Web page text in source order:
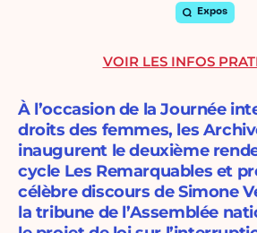
Expos
À l’occasion de la Journée
droits des femmes, les
inaugurent le deuxième
cycle Les Remarquables et
célèbre discours de Simone
la tribune de l’Assemblée
VOIR LES INFOS